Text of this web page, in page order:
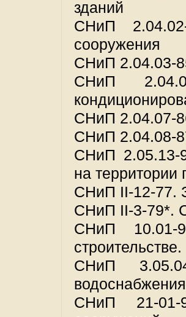
зданий
СНиП
сооружения
СНиП 2.04.03-
СНиП
СНиП 2.04.07-
СНиП 2.04.08-
СНиП 2.05.13-
на территории
СНиП II-12-77.
СНиП II-3-79*.
СНиП 10.01-
СНиП
СНиП 21-01-